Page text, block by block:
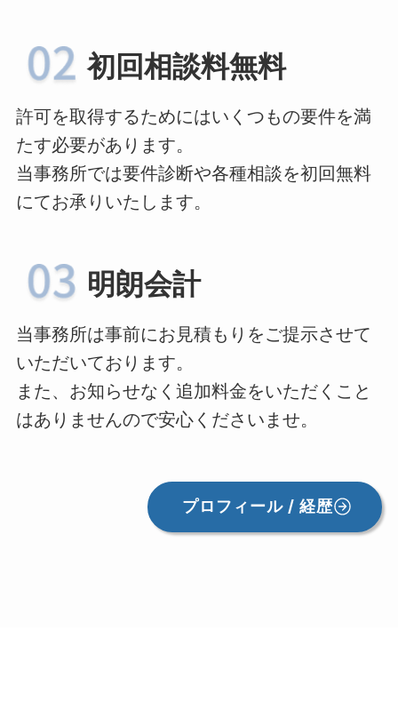
初回相談料無料
許可を取得するためにはいくつもの要件を満
たす必要があります。
当事務所では要件診断や各種相談を初回無料
にてお承りいたします。
明朗会計
当事務所は事前にお見積もりをご提示させて
いただいております。
また、お知らせなく追加料金をいただくこと
はありませんので安心くださいませ。
プロフィール / 経歴